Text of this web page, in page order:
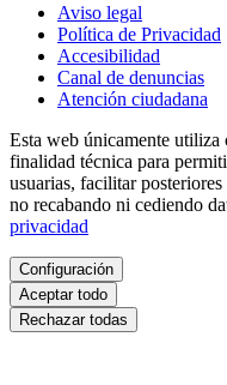
Aviso legal
Política de Privacidad
Accesibilidad
Canal de denuncias
Atención ciudadana
Esta web únicamente utiliza
finalidad técnica para
usuarias, facilitar
no recabando ni cediendo
privacidad
Configuración
Aceptar todo
Rechazar todas